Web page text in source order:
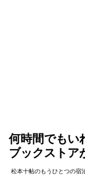
何時間でもい
ブックストア
松本十帖のもうひとつの宿